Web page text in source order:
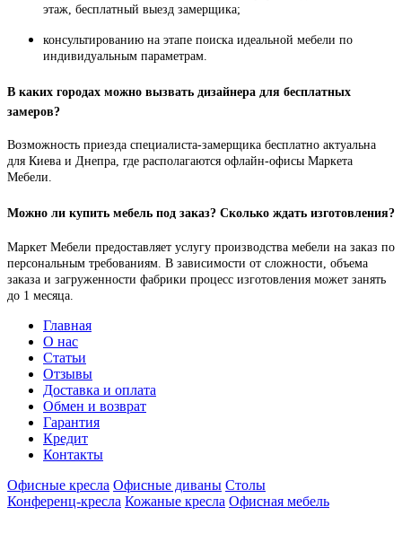
этаж, бесплатный выезд замерщика;
консультированию на этапе поиска идеальной мебели по
индивидуальным параметрам.
В каких городах можно вызвать дизайнера для бесплатных
замеров?
Возможность приезда специалиста-замерщика бесплатно актуальна
для Киева и Днепра, где располагаются офлайн-офисы Маркета
Мебели.
Можно ли купить мебель под заказ? Сколько ждать изготовления?
Маркет Мебели предоставляет услугу производства мебели на заказ по
персональным требованиям. В зависимости от сложности, объема
заказа и загруженности фабрики процесс изготовления может занять
до 1 месяца.
Главная
О нас
Статьи
Отзывы
Доставка и оплата
Обмен и возврат
Гарантия
Кредит
Контакты
Офисные кресла Офисные диваны Столы
Конференц-кресла Кожаные кресла Офисная мебель